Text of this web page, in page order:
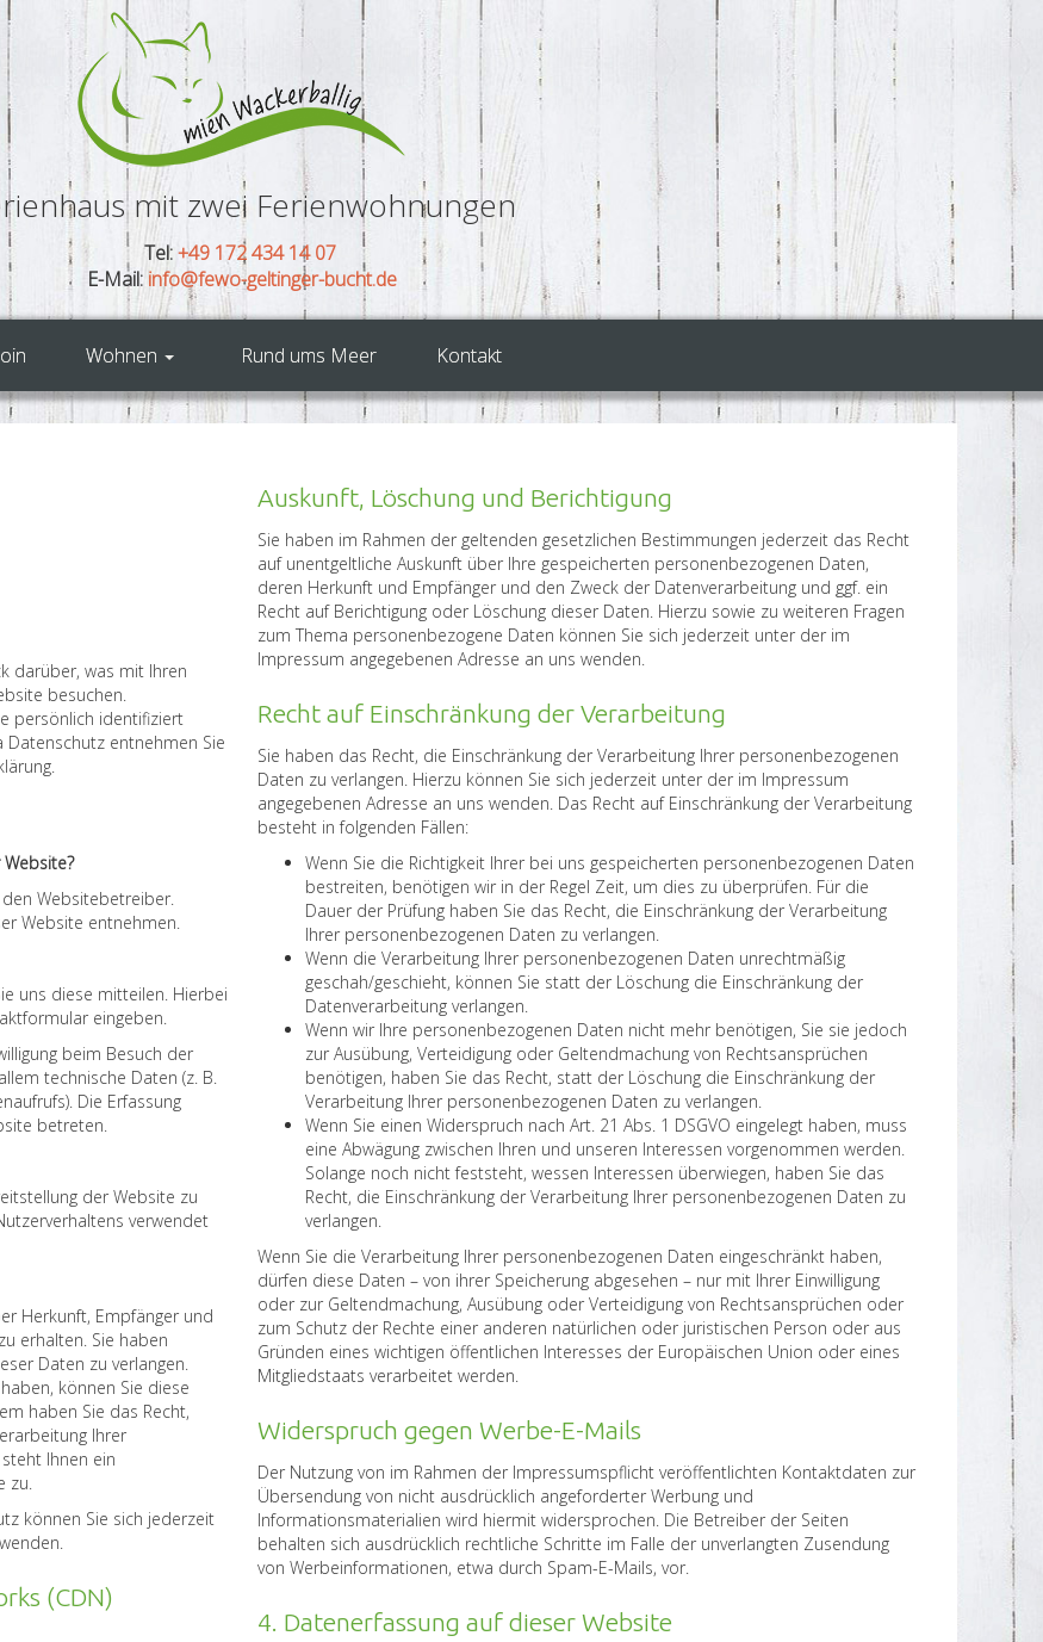
mit zwei Ferienwohnungen
Tel:+49 172 434 14 07
E-Mail:info@fewo-geltinger-bucht.de
Wohnen Rund ums Meer Kontakt
darüber, was mit Ihren
besuchen.
persönlich identifiziert
entnehmen Sie
Websitebetreiber.
Website entnehmen.
uns diese mitteilen. Hierbei
eingeben.
beim Besuch der
technische Daten (z. B.
Die Erfassung
betreten.
der Website zu
verwendet
Herkunft, Empfänger und
erhalten. Sie haben
Daten zu verlangen.
können Sie diese
haben Sie das Recht,
Ihrer
Ihnen ein
zu.
können Sie sich jederzeit
(CDN)
Auskunft, Löschung und Berichtigung
Sie haben im Rahmen der geltenden gesetzlichen Bestimmungen jederzeit das Recht
auf unentgeltliche Auskunft über Ihre gespeicherten personenbezogenen Daten,
deren Herkunft und Empfänger und den Zweck der Datenverarbeitung und ggf. ein
Recht auf Berichtigung oder Löschung dieser Daten. Hierzu sowie zu weiteren Fragen
zum Thema personenbezogene Daten können Sie sich jederzeit unter der im
Impressum angegebenen Adresse an uns wenden.
Recht auf Einschränkung der Verarbeitung
Sie haben das Recht, die Einschränkung der Verarbeitung Ihrer personenbezogenen
Daten zu verlangen. Hierzu können Sie sich jederzeit unter der im Impressum
angegebenen Adresse an uns wenden. Das Recht auf Einschränkung der Verarbeitung
besteht in folgenden Fällen:
Wenn Sie die Richtigkeit Ihrer bei uns gespeicherten personenbezogenen Daten
bestreiten, benötigen wir in der Regel Zeit, um dies zu überprüfen. Für die
Dauer der Prüfung haben Sie das Recht, die Einschränkung der Verarbeitung
Ihrer personenbezogenen Daten zu verlangen.
Wenn die Verarbeitung Ihrer personenbezogenen Daten unrechtmäßig
geschah/geschieht, können Sie statt der Löschung die Einschränkung der
Datenverarbeitung verlangen.
Wenn wir Ihre personenbezogenen Daten nicht mehr benötigen, Sie sie jedoch
zur Ausübung, Verteidigung oder Geltendmachung von Rechtsansprüchen
benötigen, haben Sie das Recht, statt der Löschung die Einschränkung der
Verarbeitung Ihrer personenbezogenen Daten zu verlangen.
Wenn Sie einen Widerspruch nach Art. 21 Abs. 1 DSGVO eingelegt haben, muss
eine Abwägung zwischen Ihren und unseren Interessen vorgenommen werden.
Solange noch nicht feststeht, wessen Interessen überwiegen, haben Sie das
Recht, die Einschränkung der Verarbeitung Ihrer personenbezogenen Daten zu
verlangen.
Wenn Sie die Verarbeitung Ihrer personenbezogenen Daten eingeschränkt haben,
dürfen diese Daten – von ihrer Speicherung abgesehen – nur mit Ihrer Einwilligung
oder zur Geltendmachung, Ausübung oder Verteidigung von Rechtsansprüchen oder
zum Schutz der Rechte einer anderen natürlichen oder juristischen Person oder aus
Gründen eines wichtigen öffentlichen Interesses der Europäischen Union oder eines
Mitgliedstaats verarbeitet werden.
Widerspruch gegen Werbe-E-Mails
Der Nutzung von im Rahmen der Impressumspflicht veröffentlichten Kontaktdaten zur
Übersendung von nicht ausdrücklich angeforderter Werbung und
Informationsmaterialien wird hiermit widersprochen. Die Betreiber der Seiten
behalten sich ausdrücklich rechtliche Schritte im Falle der unverlangten Zusendung
von Werbeinformationen, etwa durch Spam-E-Mails, vor.
4. Datenerfassung auf dieser Website